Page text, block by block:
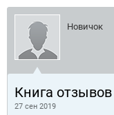
Новичок
Книга
27 сен 2019